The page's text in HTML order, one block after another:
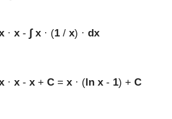
· x - ∫ x · (1 / x) · dx
· x - x + C = x · (ln x - 1) + C